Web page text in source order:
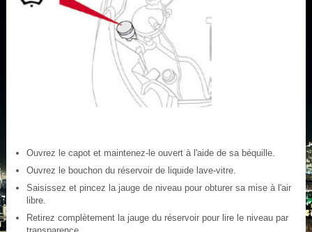
Ouvrez le capot et maintenez-le ouvert à l'aide de sa béquille.
Ouvrez le bouchon du réservoir de liquide lave-vitre.
Saisissez et pincez la jauge de niveau pour obturer sa mise à l'air
libre.
Retirez complètement la jauge du réservoir pour lire le niveau par